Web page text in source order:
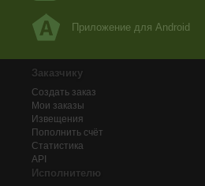
Приложение для Android
Заказчику
Создать заказ
Мои заказы
Извещения
Пополнить счёт
Статистика
API
Исполнителю